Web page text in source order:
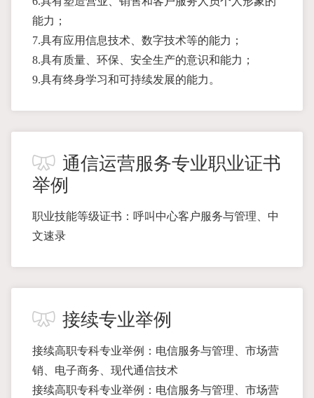
能力；
7.具有应用信息技术、数字技术等的能力；
8.具有质量、环保、安全生产的意识和能力；
9.具有终身学习和可持续发展的能力。
通信运营服务专业职业证书
举例
职业技能等级证书：呼叫中心客户服务与管理、中
文速录
接续专业举例
接续高职专科专业举例：电信服务与管理、市场营
销、电子商务、现代通信技术
接续高职专科专业举例：电信服务与管理、市场营